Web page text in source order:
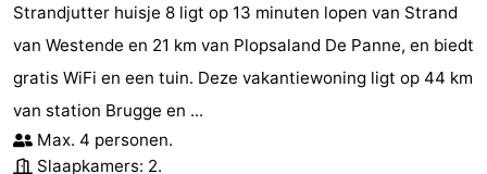
Strandjutter huisje 8 ligt op 13 minuten lopen van Strand
van Westende en 21 km van Plopsaland De Panne, en biedt
gratis WiFi en een tuin. Deze vakantiewoning ligt op 44 km
van station Brugge en ...
Max. 4 personen.
Slaapkamers: 2.